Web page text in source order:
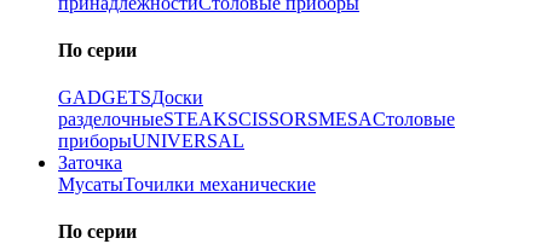
По серии
GADGETSДоски
разделочныеSTEAKSCISSORSMESAСтоловые
приборыUNIVERSAL
Заточка
МусатыТочилки механические
По серии